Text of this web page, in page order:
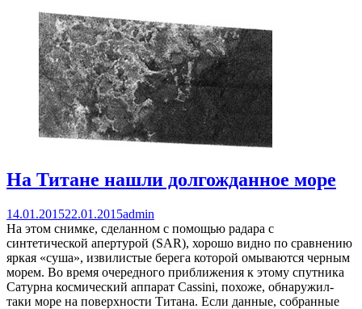
На Титане нашли долгожданное море
14.01.201522.01.2015admin
На этом снимке, сделанном с помощью радара с
синтетической апертурой (SAR), хорошо видно по сравнению
яркая «суша», извилистые берега которой омываются черным
морем. Во время очередного приближения к этому спутника
Сатурна космический аппарат Cassini, похоже, обнаружил-
таки море на поверхности Титана. Если данные, собранные